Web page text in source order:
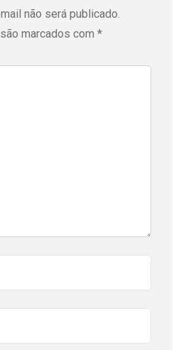
não será publicado.
marcados com *